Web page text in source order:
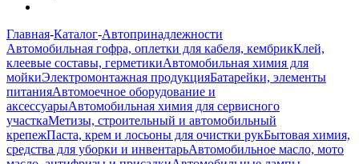
Главная-Каталог-Автопринадлежности
Автомобильная гофра, оплетки для кабеля, кембрикКлей,
клеевые составы, герметикиАвтомобильная химия для
мойкиЭлектромонтажная продукцияБатарейки, элементы
питанияАвтомоечное оборудование и
аксессуарыАвтомобильная химия для сервисного
участкаМетизы, строительный и автомобильный
крепежПаста, крем и лосьоны для очистки рукБытовая химия,
средства для уборки и инвентарьАвтомобильное масло, мото